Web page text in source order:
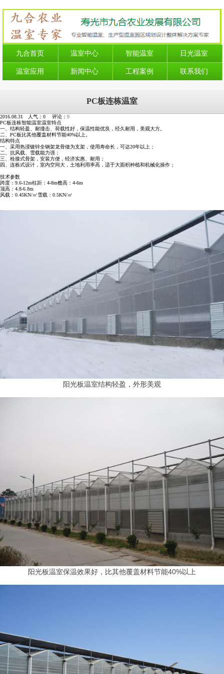
九合首页 温室中心 智能温室 日光温室
温室应用 新闻中心 工程案例 联系我们
PC板连栋温室
2016.08.31 人气： 0 评论： 0
PC板连栋智能温室温室特点
一、结构轻盈、耐撞击、荷载性好，保温性能优良，经久耐用，美观大方。
二、PC板比其他覆盖材料节能40%以上。
结构特点
一、采用热浸镀锌全钢架龙骨做为支架，使用寿命长，可达20年以上；
二、抗风载、雪载能力强；
三、栓接式骨架，安装方便，经济实惠、耐用；
四、连栋式设计，室内空间大，土地利用率高，适于大面积种植和机械化操作；
技术参数
跨度：9.6-12m柱距：4-8m檐高：4-6m
顶高：4.8-6.8m
风载：0.45KN/㎡雪载：0.5KN/㎡
阳光板温室结构轻盈，外形美观
阳光板温室保温效果好，比其他覆盖材料节能40%以上